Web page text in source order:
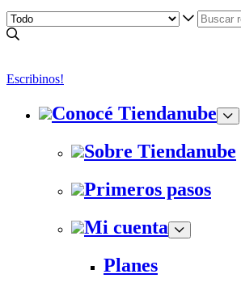
Escribinos!
Conocé Tiendanube
Sobre Tiendanube
Primeros pasos
Mi cuenta
Planes